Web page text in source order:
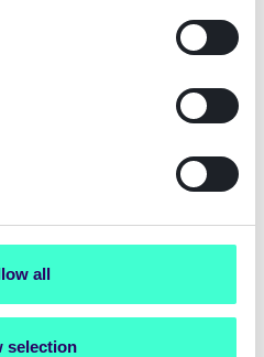
all
selection
to choosing the
and real-world